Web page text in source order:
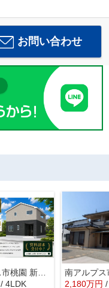
お問い合わせ
南アルプス市桃園 新築戸建全2棟 2号棟 南道路で日当良好
/ 4LDK 2,180万円